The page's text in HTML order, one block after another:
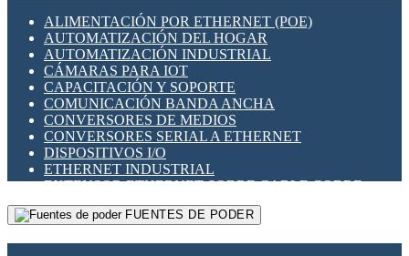
SENSORES INDUCTIVOS
TEMPORIZADORES
VARIACS
VARIADORES DE FRECUENCIA [VDF]
SECCIONADORES - INTERRUPTORES
MAQUINARIA
HERRAMIENTAS VARIAS
ILUMINACIÓN LED
INTERRUPTORES REED
INTERFACES DE RELÉ
OTROS RELÉS
PROTECCIÓN TÉRMICA
RELÉS AUTOMOTRICES
RELÉS DE SEÑAL
RELÉS DE ESTADO SÓLIDO SSR
RELÉS INDUSTRIALES
RELÉS MINIATURA DE POTENCIA
SENSORES MAGNÉTICOS
ALIMENTACIÓN POR ETHERNET (POE)
AUTOMATIZACIÓN DEL HOGAR
AUTOMATIZACIÓN INDUSTRIAL
CÁMARAS PARA IOT
CAPACITACIÓN Y SOPORTE
COMUNICACIÓN BANDA ANCHA
CONVERSORES DE MEDIOS
CONVERSORES SERIAL A ETHERNET
DISPOSITIVOS I/O
ETHERNET INDUSTRIAL
EXTENSOR ETHERNET SOBRE CABLE COBRE
GATEWAY LORAWAN
GESTIÓN DE REDESFUENTES DE PODER